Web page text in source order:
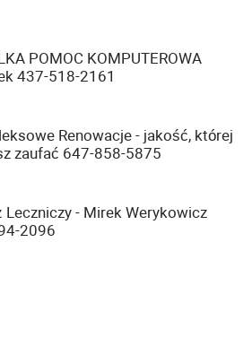
POMOC KOMPUTEROWA
437-518-2161
Renowacje - jakość, której
zaufać 647-858-5875
Leczniczy - Mirek Werykowicz
2096